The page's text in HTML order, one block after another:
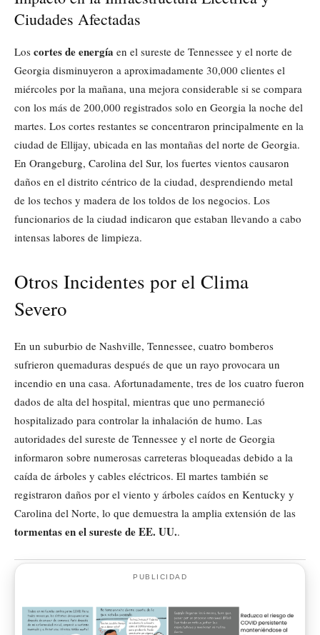
Ciudades Afectadas
Los cortes de energía en el sureste de Tennessee y el norte de
Georgia disminuyeron a aproximadamente 30,000 clientes el
miércoles por la mañana, una mejora considerable si se compara
con los más de 200,000 registrados solo en Georgia la noche del
martes. Los cortes restantes se concentraron principalmente en la
ciudad de Ellijay, ubicada en las montañas del norte de Georgia.
En Orangeburg, Carolina del Sur, los fuertes vientos causaron
daños en el distrito céntrico de la ciudad, desprendiendo metal
de los techos y madera de los toldos de los negocios. Los
funcionarios de la ciudad indicaron que estaban llevando a cabo
intensas labores de limpieza.
Otros Incidentes por el Clima
Severo
En un suburbio de Nashville, Tennessee, cuatro bomberos
sufrieron quemaduras después de que un rayo provocara un
incendio en una casa. Afortunadamente, tres de los cuatro fueron
dados de alta del hospital, mientras que uno permaneció
hospitalizado para controlar la inhalación de humo. Las
autoridades del sureste de Tennessee y el norte de Georgia
informaron sobre numerosas carreteras bloqueadas debido a la
caída de árboles y cables eléctricos. El martes también se
registraron daños por el viento y árboles caídos en Kentucky y
Carolina del Norte, lo que demuestra la amplia extensión de las
tormentas en el sureste de EE. UU..
PUBLICIDAD